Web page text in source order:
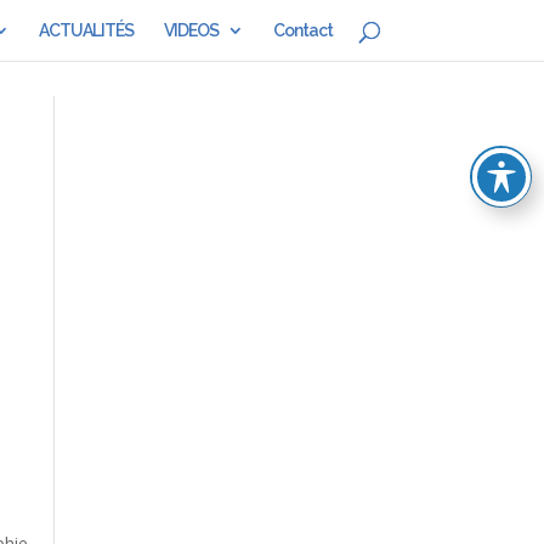
ACTUALITÉS VIDEOS Contact